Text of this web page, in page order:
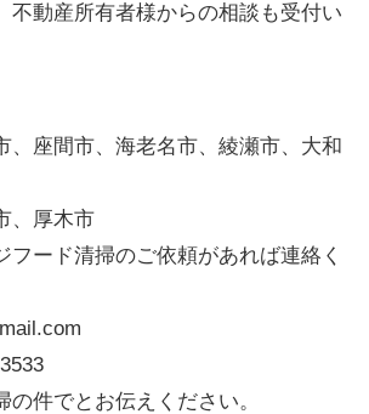
不動産所有者様からの相談も受付い
、座間市、海老名市、綾瀬市、大和
、厚木市
フード清掃のご依頼があれば連絡く
の件でとお伝えください。